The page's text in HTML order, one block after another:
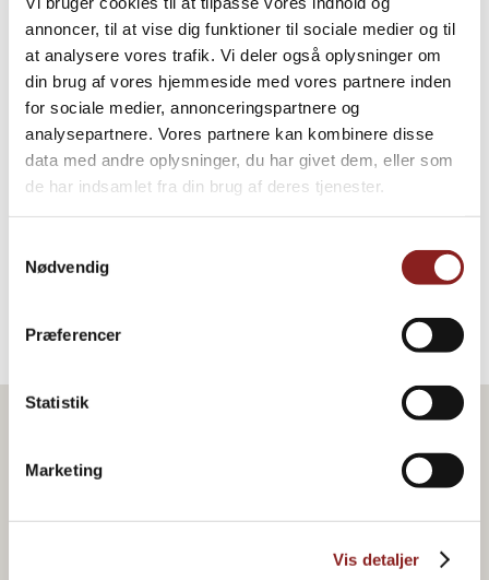
annoncer, til at vise dig funktioner til sociale medier og til
at analysere vores trafik. Vi deler også oplysninger om
din brug af vores hjemmeside med vores partnere inden
for sociale medier, annonceringspartnere og
analysepartnere. Vores partnere kan kombinere disse
data med andre oplysninger, du har givet dem, eller som
de har indsamlet fra din brug af deres tjenester.
Nødvendig
Præferencer
Statistik
Marketing
Vis detaljer
Aioli
AIOLI, PESTO OG TAPAS